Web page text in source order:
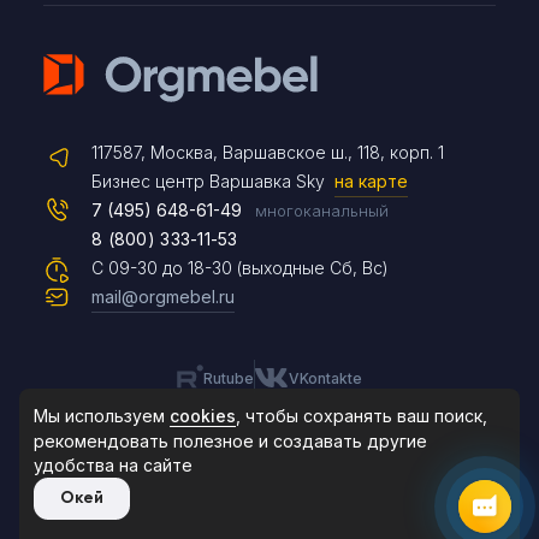
117587, Москва, Варшавское ш., 118, корп. 1
Бизнес центр Варшавка Sky на карте
С 09-30 до 18-30 (выходные Сб, Вс)
7 (495) 648-61-49 многоканальный
8 (800) 333-11-53
mail@orgmebel.ru
Rutube VKontakte
Продажа офисной мебели.
Все права защищены.
Telegram
Max
Чат на сайте
8 (495) 183-47-87
По будням с 09:30 до 18:30
Мы используем cookies , чтобы сохранять ваш поиск,
рекомендовать полезное и создавать другие
удобства на сайте
Окей